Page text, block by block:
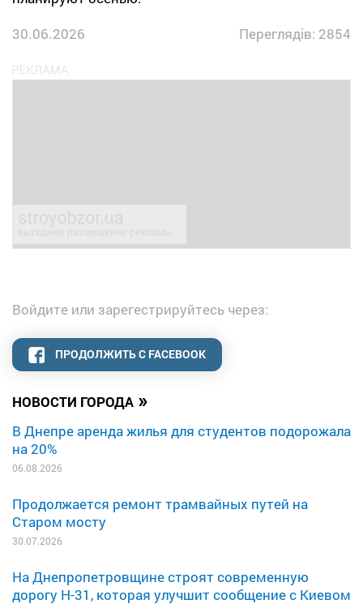
НОВОСТИ ГОРОДА »
В Днепре аренда жилья для студентов подорожала
на 20%
06.08.2026
Продолжается ремонт трамвайных путей на
Старом мосту
30.07.2026
На Днепропетровщине строят современную
дорогу Н-31, которая улучшит сообщение с Киевом
30.06.2026
Переглядів: 2854
Войдите или зарегестрируйтесь через:
ПРОДОЛЖИТЬ С FACEBOOK